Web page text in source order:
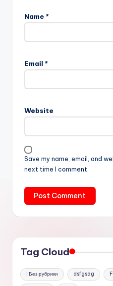
Name *
Email *
Website
Save my name, email, and
next time I comment.
Tag Cloud
! Без рубрики dsfgsdg